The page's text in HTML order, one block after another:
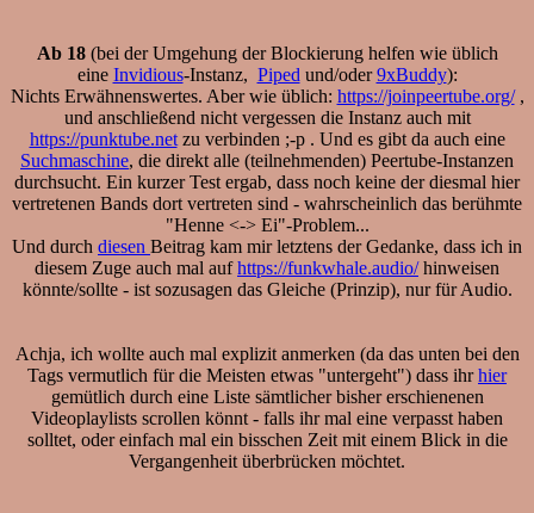
Ab 18(bei der Umgehung der Blockierung helfen wie üblich
eine Invidious-Instanz, Piped und/oder9xBuddy):
Nichts Erwähnenswertes. Aber wie üblich: https://joinpeertube.org/,
und anschließend nicht vergessen die Instanz auch mit
https://punktube.netzu verbinden ;-p . Und es gibt da auch eine
Suchmaschine, die direkt alle (teilnehmenden) Peertube-Instanzen
durchsucht. Ein kurzer Test ergab, dass noch keine der diesmal hier
vertretenen Bands dort vertreten sind - wahrscheinlich das berühmte
"Henne <-> Ei"-Problem...
Und durch diesen Beitrag kam mir letztens der Gedanke, dass ich in
diesem Zuge auch mal aufhttps://funkwhale.audio/hinweisen
könnte/sollte - ist sozusagen das Gleiche (Prinzip), nur für Audio.
Achja, ich wollte auch mal explizit anmerken (da das unten bei den
Tags vermutlich für die Meisten etwas "untergeht") dass ihrhier
gemütlich durch eine Liste sämtlicher bisher erschienenen
Videoplaylists scrollen könnt - falls ihr mal eine verpasst haben
solltet, oder einfach mal ein bisschen Zeit mit einem Blick in die
Vergangenheit überbrücken möchtet.